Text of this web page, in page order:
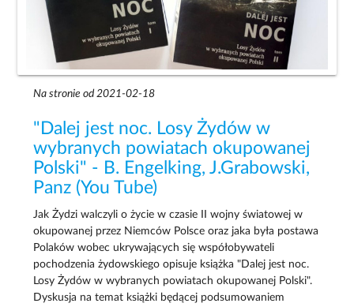
Na stronie od 2021-02-18
"Dalej jest noc. Losy Żydów w
wybranych powiatach okupowanej
Polski" - B. Engelking, J.Grabowski,
Panz (You Tube)
Jak Żydzi walczyli o życie w czasie II wojny światowej w
okupowanej przez Niemców Polsce oraz jaka była postawa
Polaków wobec ukrywających się współobywateli
pochodzenia żydowskiego opisuje książka "Dalej jest noc.
Losy Żydów w wybranych powiatach okupowanej Polski".
Dyskusja na temat książki będącej podsumowaniem